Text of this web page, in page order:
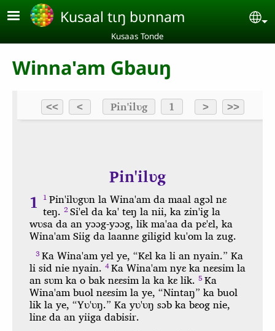
Aller au contenu principal
Kusaal tɩŋ bʋnnam
Kusaas Tonde
Winna'am Gbauŋ